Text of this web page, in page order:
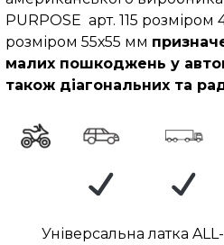
PURPOSE арт. 115 розміром
розміром 55х55 мм
малих пошкоджень у
також діагональних та
Універсальна латка